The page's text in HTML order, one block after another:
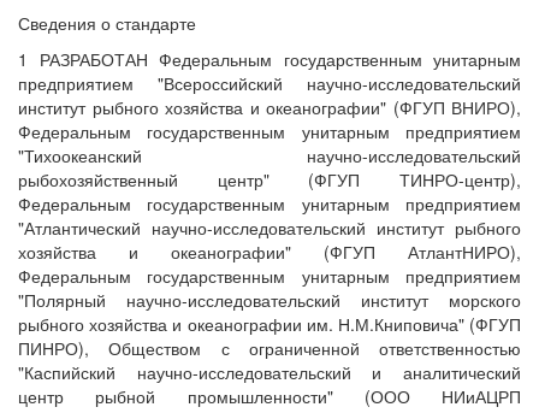
Сведения о стандарте
1 РАЗРАБОТАН Федеральным государственным унитарным
предприятием "Всероссийский научно-исследовательский
институт рыбного хозяйства и океанографии" (ФГУП ВНИРО),
Федеральным государственным унитарным предприятием
"Тихоокеанский научно-исследовательский
рыбохозяйственный центр" (ФГУП ТИНРО-центр),
Федеральным государственным унитарным предприятием
"Атлантический научно-исследовательский институт рыбного
хозяйства и океанографии" (ФГУП АтлантНИРО),
Федеральным государственным унитарным предприятием
"Полярный научно-исследовательский институт морского
рыбного хозяйства и океанографии им. Н.М.Книповича" (ФГУП
ПИНРО), Обществом с ограниченной ответственностью
"Каспийский научно-исследовательский и аналитический
центр рыбной промышленности" (ООО НИиАЦРП